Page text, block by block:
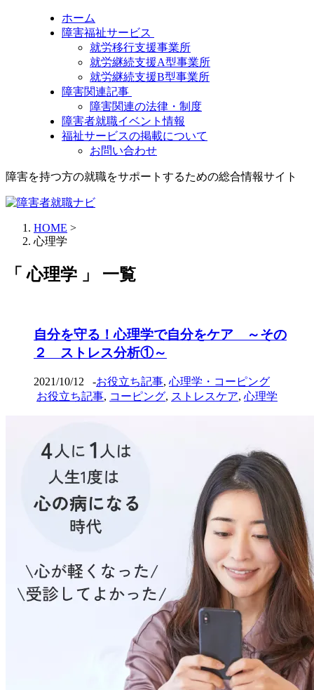
ホーム
障害福祉サービス
就労移行支援事業所
就労継続支援A型事業所
就労継続支援B型事業所
障害関連記事
障害関連の法律・制度
障害者就職イベント情報
福祉サービスの掲載について
お問い合わせ
障害を持つ方の就職をサポートするための総合情報サイト
HOME >
心理学
「 心理学 」 一覧
自分を守る！心理学で自分をケア ～その
２ ストレス分析①～
2021/10/12 -お役立ち記事, 心理学・コーピング
お役立ち記事, コーピング, ストレスケア, 心理学